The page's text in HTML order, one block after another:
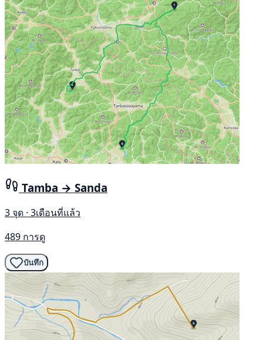
Tamba → Sanda
3 จุด · 3เดือนที่แล้ว
489 การดู
บันทึก